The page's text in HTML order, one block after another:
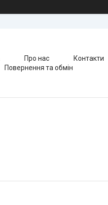
Про нас
Контакти
Повернення та обмін